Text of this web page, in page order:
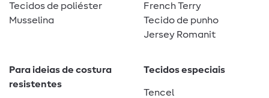
Tecidos de poliéster
Musselina
French Terry
Tecido de punho
Jersey Romanit
Para ideias de costura
resistentes
Tecidos especiais
Tencel